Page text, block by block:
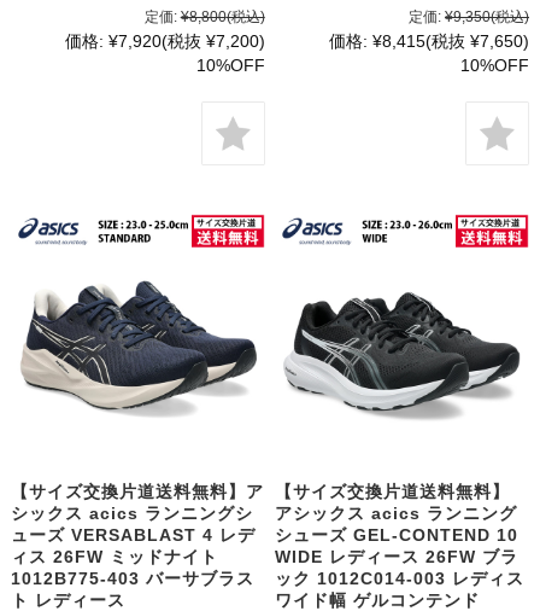
定価: ¥8,800(税込)
価格: ¥7,920(税抜 ¥7,200)
10%OFF
定価: ¥9,350(税込)
価格: ¥8,415(税抜 ¥7,650)
10%OFF
【サイズ交換片道送料無料】ア
シックス acics ランニングシ
ューズ VERSABLAST 4 レデ
ィス 26FW ミッドナイト
1012B775-403 バーサブラス
ト レディース
【サイズ交換片道送料無料】
アシックス acics ランニング
シューズ GEL-CONTEND 10
WIDE レディース 26FW ブラ
ック 1012C014-003 レディス
ワイド幅 ゲルコンテンド